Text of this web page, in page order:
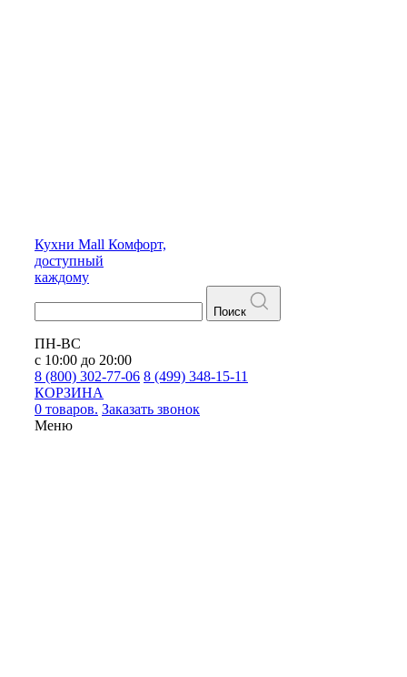
Кухни Mall Комфорт,
доступный
каждому
Поиск
ПН-ВС
с 10:00 до 20:00
8 (800) 302-77-06 8 (499) 348-15-11
КОРЗИНА
0 товаров. Заказать звонок
Меню